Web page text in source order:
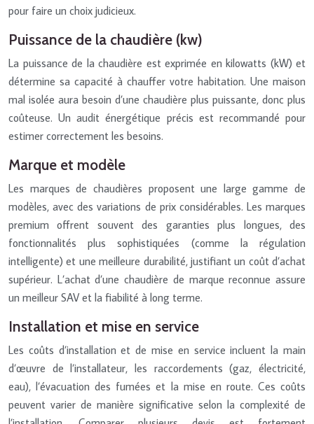
pour faire un choix judicieux.
Puissance de la chaudière (kw)
La puissance de la chaudière est exprimée en kilowatts (kW) et
détermine sa capacité à chauffer votre habitation. Une maison
mal isolée aura besoin d’une chaudière plus puissante, donc plus
coûteuse. Un audit énergétique précis est recommandé pour
estimer correctement les besoins.
Marque et modèle
Les marques de chaudières proposent une large gamme de
modèles, avec des variations de prix considérables. Les marques
premium offrent souvent des garanties plus longues, des
fonctionnalités plus sophistiquées (comme la régulation
intelligente) et une meilleure durabilité, justifiant un coût d’achat
supérieur. L’achat d’une chaudière de marque reconnue assure
un meilleur SAV et la fiabilité à long terme.
Installation et mise en service
Les coûts d’installation et de mise en service incluent la main
d’œuvre de l’installateur, les raccordements (gaz, électricité,
eau), l’évacuation des fumées et la mise en route. Ces coûts
peuvent varier de manière significative selon la complexité de